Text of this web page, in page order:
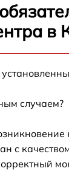
в
случаем?
с